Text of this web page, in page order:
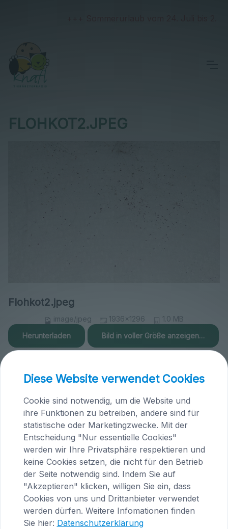
FLOHKOT2.JPEG
Flohkot2.jpeg
image/jpeg 1936x1296
1.0 MB
Herunterladen
Bild in voller Größe anzeigen…
Praxis Maria Saal (Kärnten)
Brandlhof
Höfern 1
A-9063 Maria Saal
Österreich
04223 / 200 23
Routenplanung
Diese Website verwendet Cookies
Cookie sind notwendig, um die Website und
ihre Funktionen zu betreiben, andere sind für
statistische oder Marketingzwecke. Mit der
Entscheidung "Nur essentielle Cookies"
werden wir Ihre Privatsphäre respektieren und
keine Cookies setzen, die nicht für den Betrieb
der Seite notwendig sind. Indem Sie auf
"Akzeptieren" klicken, willigen Sie ein, dass
Cookies von uns und Drittanbieter verwendet
werden dürfen. Weitere Infomationen finden
Sie hier: Datenschutzerklärung